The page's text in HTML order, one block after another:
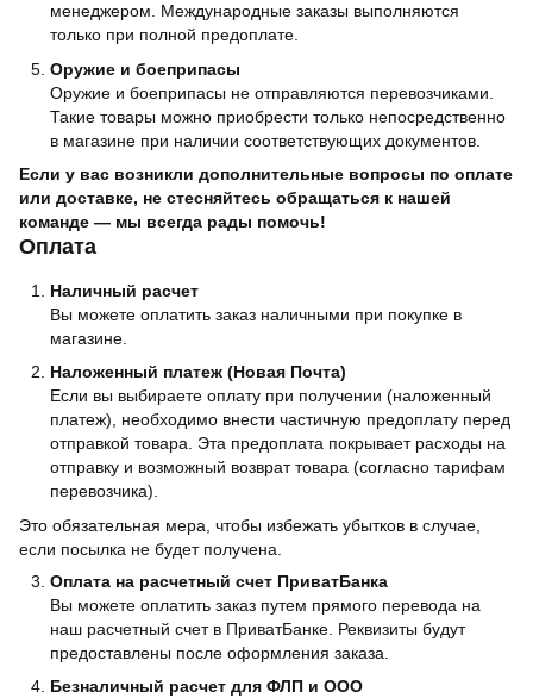
менеджером. Международные заказы выполняются
только при полной предоплате.
Оружие и боеприпасы
Оружие и боеприпасы не отправляются перевозчиками.
Такие товары можно приобрести только непосредственно
в магазине при наличии соответствующих документов.
Если у вас возникли дополнительные вопросы по оплате
или доставке, не стесняйтесь обращаться к нашей
команде — мы всегда рады помочь!
Оплата
Наличный расчет
Вы можете оплатить заказ наличными при покупке в
магазине.
Наложенный платеж (Новая Почта)
Если вы выбираете оплату при получении (наложенный
платеж), необходимо внести частичную предоплату перед
отправкой товара. Эта предоплата покрывает расходы на
отправку и возможный возврат товара (согласно тарифам
перевозчика).
Это обязательная мера, чтобы избежать убытков в случае,
если посылка не будет получена.
Оплата на расчетный счет ПриватБанка
Вы можете оплатить заказ путем прямого перевода на
наш расчетный счет в ПриватБанке. Реквизиты будут
предоставлены после оформления заказа.
Безналичный расчет для ФЛП и ООО